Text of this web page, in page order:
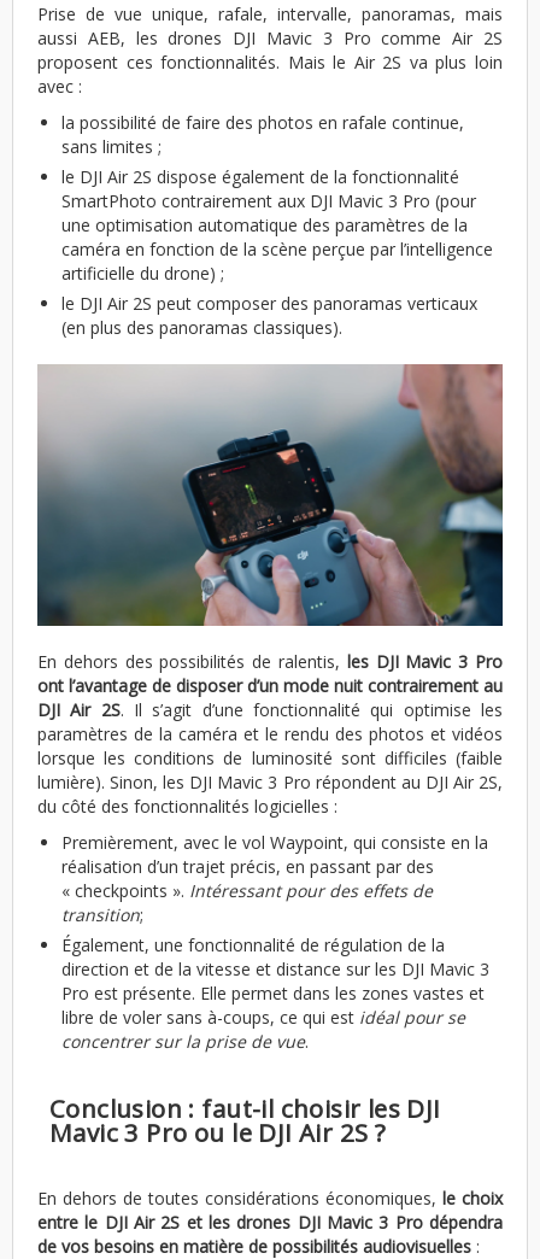
Prise de vue unique, rafale, intervalle, panoramas, mais
aussi AEB, les drones DJI Mavic 3 Pro comme Air 2S
proposent ces fonctionnalités. Mais le Air 2S va plus loin
avec :
la possibilité de faire des photos en rafale continue,
sans limites ;
le DJI Air 2S dispose également de la fonctionnalité
SmartPhoto contrairement aux DJI Mavic 3 Pro (pour
une optimisation automatique des paramètres de la
caméra en fonction de la scène perçue par l’intelligence
artificielle du drone) ;
le DJI Air 2S peut composer des panoramas verticaux
(en plus des panoramas classiques).
En dehors des possibilités de ralentis, les DJI Mavic 3 Pro
ont l’avantage de disposer d’un mode nuit contrairement au
DJI Air 2S. Il s’agit d’une fonctionnalité qui optimise les
paramètres de la caméra et le rendu des photos et vidéos
lorsque les conditions de luminosité sont difficiles (faible
lumière). Sinon, les DJI Mavic 3 Pro répondent au DJI Air 2S,
du côté des fonctionnalités logicielles :
Premièrement, avec le vol Waypoint, qui consiste en la
réalisation d’un trajet précis, en passant par des
« checkpoints ». Intéressant pour des effets de
transition;
Également, une fonctionnalité de régulation de la
direction et de la vitesse et distance sur les DJI Mavic 3
Pro est présente. Elle permet dans les zones vastes et
libre de voler sans à-coups, ce qui est idéal pour se
concentrer sur la prise de vue.
Conclusion : faut-il choisir les DJI
Mavic 3 Pro ou le DJI Air 2S ?
En dehors de toutes considérations économiques, le choix
entre le DJI Air 2S et les drones DJI Mavic 3 Pro dépendra
de vos besoins en matière de possibilités audiovisuelles :